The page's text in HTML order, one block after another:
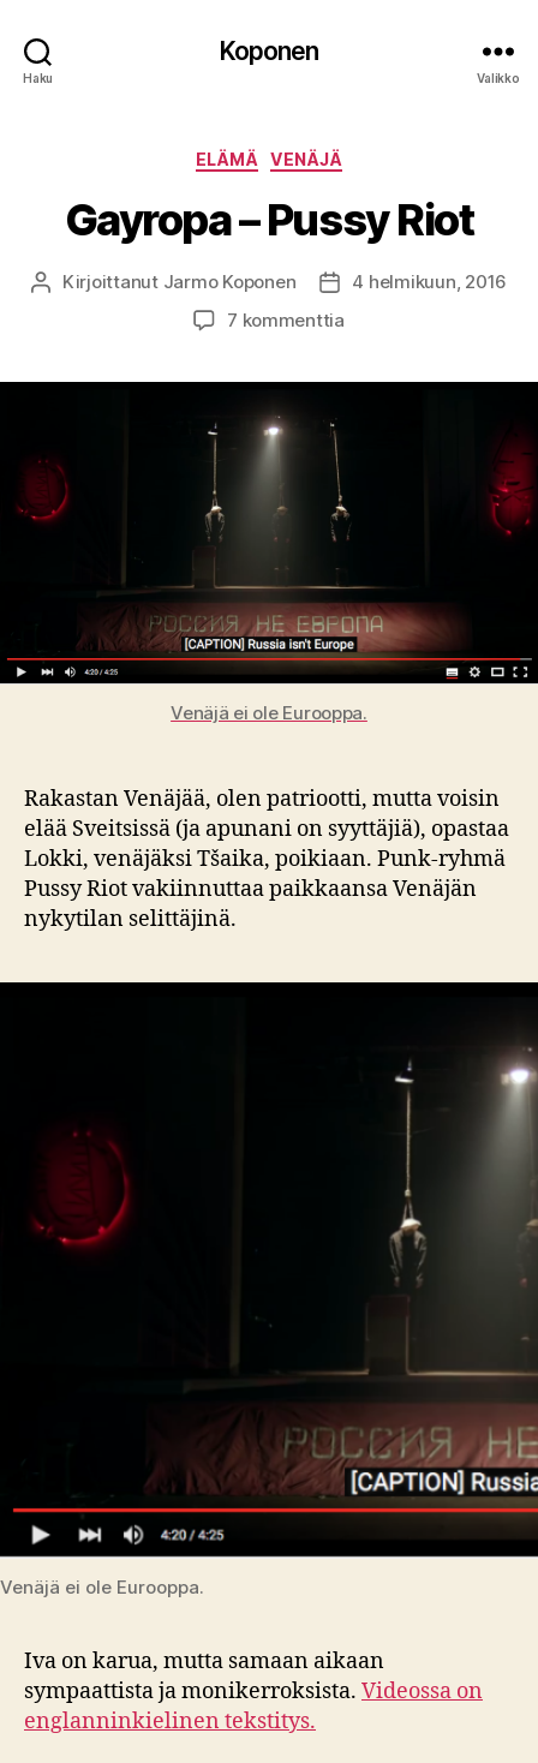
Haku
Koponen
Valikko
Kategoriat
ELÄMÄ VENÄJÄ
Gayropa – Pussy Riot
Kirjoittaja
Kirjoittanut Jarmo Koponen Julkaisupäivämäärä
4 helmikuun, 2016
7 kommenttiaartikkeliin
Venäjä ei ole Eurooppa.
Rakastan Venäjää, olen patriootti, mutta voisin
elää Sveitsissä (ja apunani on syyttäjiä), opastaa
Lokki, venäjäksi Tšaika, poikiaan. Punk-ryhmä
Pussy Riot vakiinnuttaa paikkaansa Venäjän
nykytilan selittäjinä.
Venäjä ei ole Eurooppa.
Iva on karua, mutta samaan aikaan
sympaattista ja monikerroksista. Videossa on
englanninkielinen tekstitys.